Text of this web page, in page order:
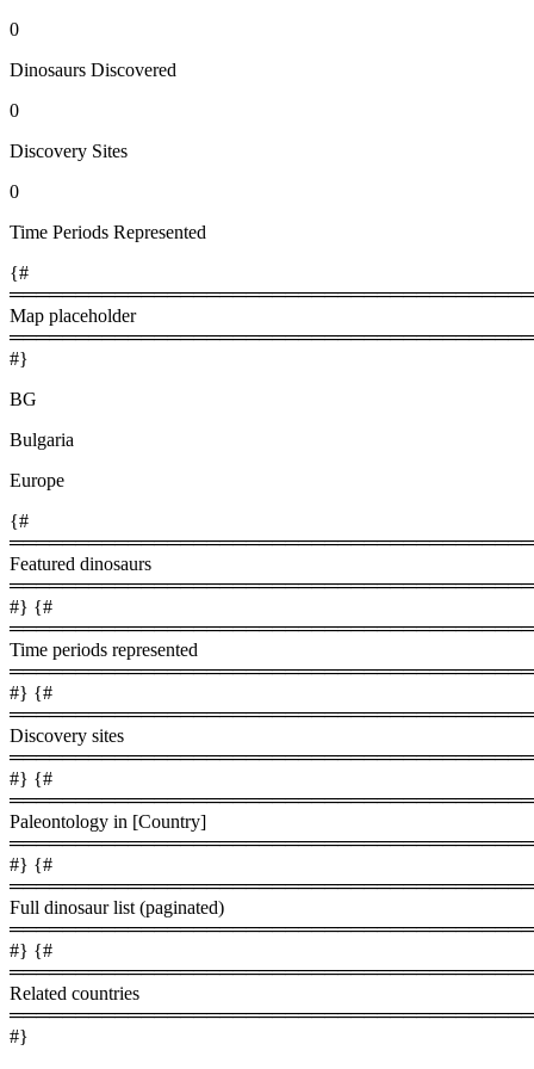
0
Dinosaurs Discovered
0
Discovery Sites
0
Time Periods Represented
{#
Map placeholder
#}
BG
Bulgaria
Europe
{#
Featured dinosaurs
#} {#
Time periods represented
#} {#
Discovery sites
#} {#
Paleontology in [Country]
#} {#
Full dinosaur list (paginated)
#} {#
Related countries
#}